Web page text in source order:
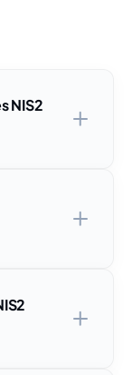
NIS2